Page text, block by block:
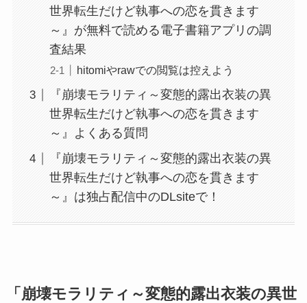
世界転生だけど執事への恋を貫きます
～』が無料で読める電子書籍アプリの調
査結果
hitomiやrawでの閲覧は控えよう
『崩壊モラリティ～変態的露出衣装の異
世界転生だけど執事への恋を貫きます
～』よくある質問
『崩壊モラリティ～変態的露出衣装の異
世界転生だけど執事への恋を貫きます
～』は独占配信中のDLsiteで！
「崩壊モラリティ～変態的露出衣装の異世